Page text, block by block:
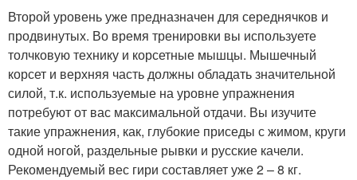
Второй уровень уже предназначен для середнячков и
продвинутых. Во время тренировки вы используете
толчковую технику и корсетные мышцы. Мышечный
корсет и верхняя часть должны обладать значительной
силой, т.к. используемые на уровне упражнения
потребуют от вас максимальной отдачи. Вы изучите
такие упражнения, как, глубокие приседы с жимом, круги
одной ногой, раздельные рывки и русские качели.
Рекомендуемый вес гири составляет уже 2 – 8 кг.